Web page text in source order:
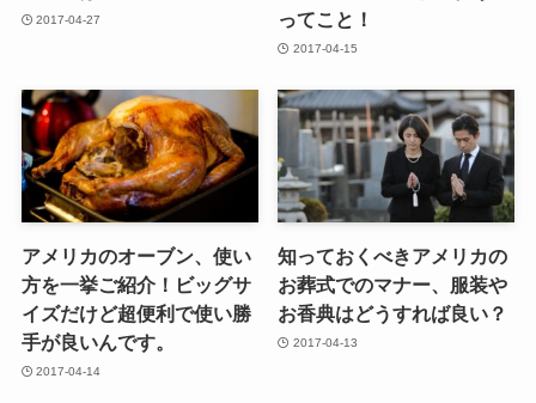
2017-04-27
ってこと！
2017-04-15
アメリカのオーブン、使い
方を一挙ご紹介！ビッグサ
イズだけど超便利で使い勝
手が良いんです。
2017-04-14
知っておくべきアメリカの
お葬式でのマナー、服装や
お香典はどうすれば良い？
2017-04-13